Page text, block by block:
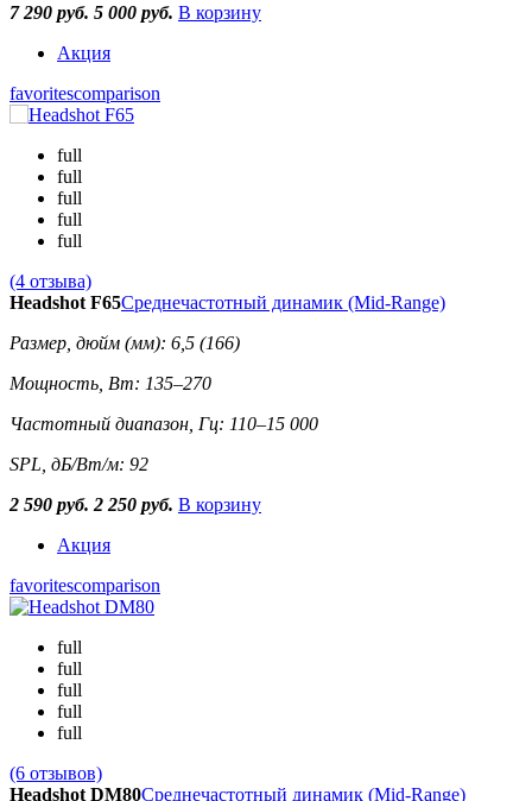
7 290 руб. 5 000 руб. В корзину
Акция
favoritescomparison
full
full
full
full
full
(4 отзыва)
Headshot F65Среднечастотный динамик (Mid-Range)
Размер, дюйм (мм): 6,5 (166)
Мощность, Вт: 135–270
Частотный диапазон, Гц: 110–15 000
SPL, дБ/Вт/м: 92
2 590 руб. 2 250 руб. В корзину
Акция
favoritescomparison
full
full
full
full
full
(6 отзывов)
Headshot DM80Среднечастотный динамик (Mid-Range)